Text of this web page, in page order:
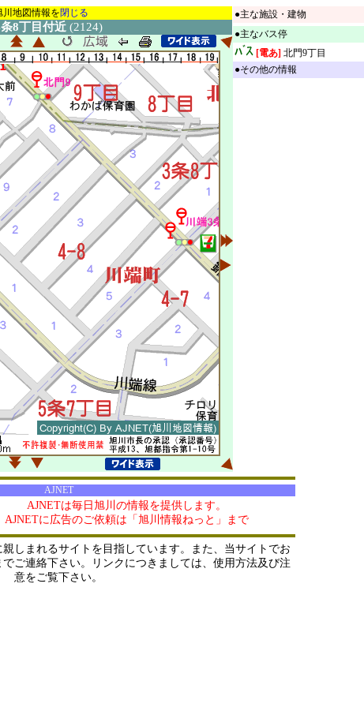
地図情報を閉じる
8丁目付近(2124)
●主な施設・建物
●主なバス停
[電あ] 北門9丁目
●その他の情報
AJNET
AJNETは毎日旭川の情報を提供します。
AJNETに広告のご依頼は「旭川情報ねっと」まで
しまれるサイトを目指しています。また、当サイトでお
ご連絡下さい。リンクにつきましては、使用方法及び注
意をご覧下さい。